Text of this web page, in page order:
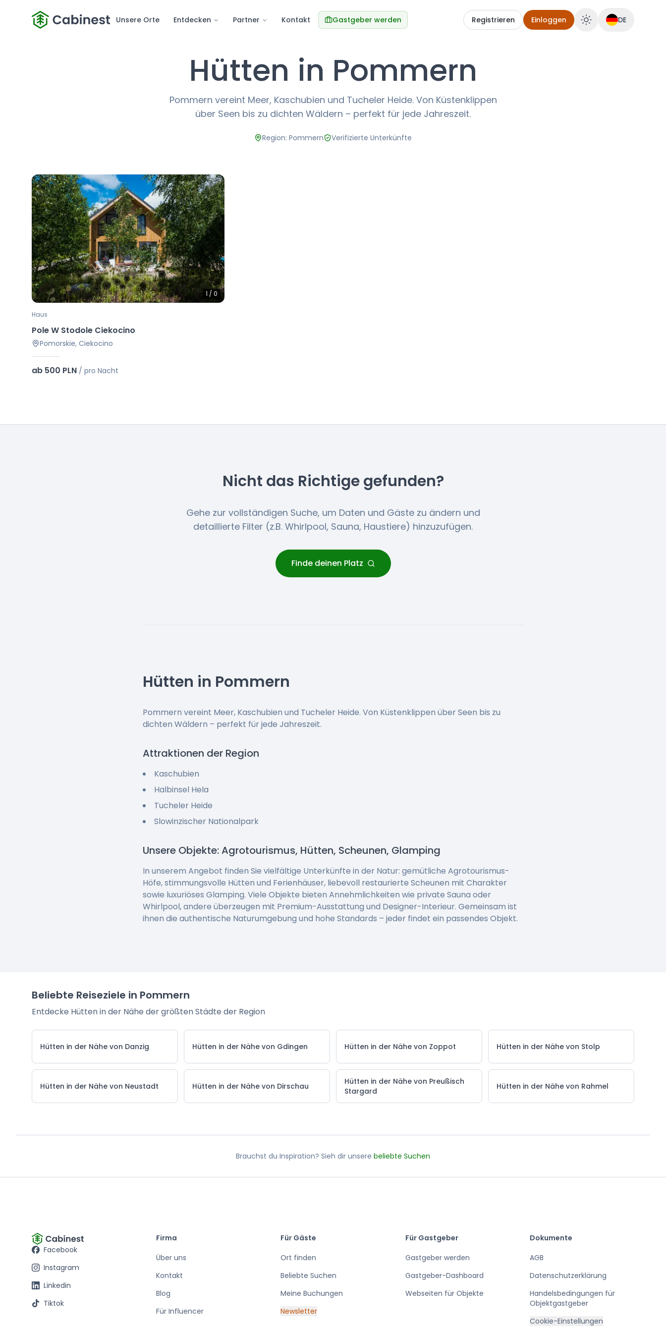
Unsere Orte Entdecken Partner Kontakt Gastgeber werden Registrieren Einloggen DE
Hütten in Pommern
Pommern vereint Meer, Kaschubien und Tucheler Heide. Von Küstenklippen
über Seen bis zu dichten Wäldern – perfekt für jede Jahreszeit.
Region: Pommern Verifizierte Unterkünfte
1 /0
Haus
Pole W Stodole Ciekocino
Pomorskie, Ciekocino
ab 500 PLN / pro Nacht
Nicht das Richtige gefunden?
Gehe zur vollständigen Suche, um Daten und Gäste zu ändern und
detaillierte Filter (z.B. Whirlpool, Sauna, Haustiere) hinzuzufügen.
Finde deinen Platz
Hütten in Pommern
Pommern vereint Meer, Kaschubien und Tucheler Heide. Von Küstenklippen über Seen bis zu
dichten Wäldern – perfekt für jede Jahreszeit.
Attraktionen der Region
Kaschubien
Halbinsel Hela
Tucheler Heide
Slowinzischer Nationalpark
Unsere Objekte: Agrotourismus, Hütten, Scheunen, Glamping
In unserem Angebot finden Sie vielfältige Unterkünfte in der Natur: gemütliche Agrotourismus-
Höfe, stimmungsvolle Hütten und Ferienhäuser, liebevoll restaurierte Scheunen mit Charakter
sowie luxuriöses Glamping. Viele Objekte bieten Annehmlichkeiten wie private Sauna oder
Whirlpool, andere überzeugen mit Premium-Ausstattung und Designer-Interieur. Gemeinsam ist
ihnen die authentische Naturumgebung und hohe Standards – jeder findet ein passendes Objekt.
Beliebte Reiseziele in Pommern
Entdecke Hütten in der Nähe der größten Städte der Region
Hütten in der Nähe von Danzig Hütten in der Nähe von Gdingen Hütten in der Nähe von Zoppot Hütten in der Nähe von Stolp
Hütten in der Nähe von Neustadt Hütten in der Nähe von Dirschau
Hütten in der Nähe von Preußisch
Stargard
Hütten in der Nähe von Rahmel
Brauchst du Inspiration? Sieh dir unsere beliebte Suchen
Facebook
Instagram
Linkedin
Tiktok
Firma
Über uns
Kontakt
Blog
Für Influencer
Für Gäste
Ort finden
Beliebte Suchen
Meine Buchungen
Newsletter
Für Gastgeber
Gastgeber werden
Gastgeber-Dashboard
Webseiten für Objekte
Dokumente
AGB
Datenschutzerklärung
Handelsbedingungen für
Objektgastgeber
Cookie-Einstellungen